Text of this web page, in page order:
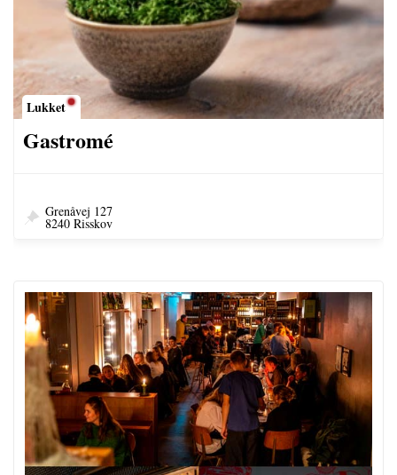
Lukket
Gastromé
Grenåvej 127
8240 Risskov